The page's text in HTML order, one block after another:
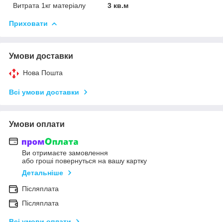
Витрата 1кг матеріалу
3 кв.м
Приховати
Умови доставки
Нова Пошта
Всі умови доставки
Умови оплати
Ви отримаєте замовлення
або гроші повернуться на вашу картку
Детальніше
Післяплата
Післяплата